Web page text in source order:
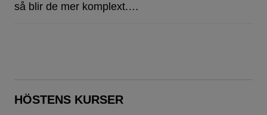
så blir de mer komplext.…
HÖSTENS KURSER